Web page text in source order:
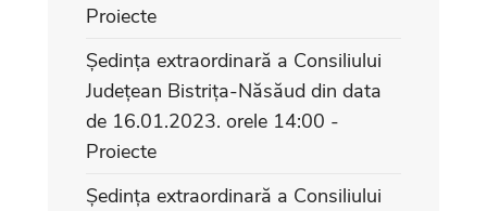
Proiecte
Ședința extraordinară a Consiliului
Județean Bistrița-Năsăud din data
de 16.01.2023. orele 14:00 -
Proiecte
Ședința extraordinară a Consiliului